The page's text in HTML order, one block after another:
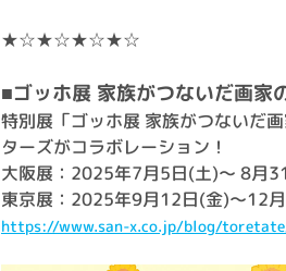
★☆★☆★☆★☆
■ゴッホ展 家族がつないだ画家
特別展「ゴッホ展 家族がつないだ
ターズがコラボレーション！
大阪展：2025年7月5日(土)～ 8月
東京展：2025年9月12日(金)～12
https://www.san-x.co.jp/blog/